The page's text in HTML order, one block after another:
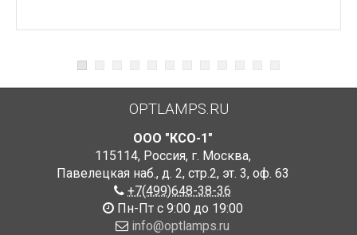
OPTLAMPS.RU
ООО "КСО-1"
115114, Россия, г. Москва,
Павелецкая наб., д. 2, стр.2, эт. 3, оф. 63
+7(499)648-38-36
Пн-Пт с 9:00 до 19:00
info@optlamps.ru